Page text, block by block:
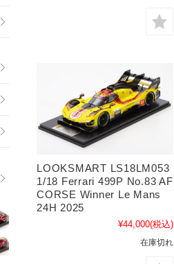
LOOKSMART LS18LM053
1/18 Ferrari 499P No.83 AF
CORSE Winner Le Mans
24H 2025
¥44,000(税込)
在庫切れ